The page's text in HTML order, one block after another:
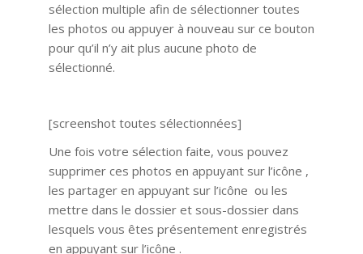
sélection multiple afin de sélectionner toutes
les photos ou appuyer à nouveau sur ce bouton
pour qu’il n’y ait plus aucune photo de
sélectionné.
[screenshot toutes sélectionnées]
Une fois votre sélection faite, vous pouvez
supprimer ces photos en appuyant sur l’icône ,
les partager en appuyant sur l’icône ou les
mettre dans le dossier et sous-dossier dans
lesquels vous êtes présentement enregistrés
en appuyant sur l’icône .